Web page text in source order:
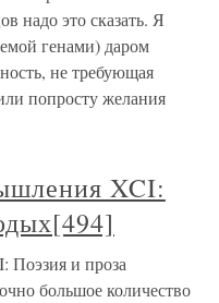
надо это сказать. Я
генами) даром
не требующая
попросту желания
XCI:
Поэзия и проза
большое количество